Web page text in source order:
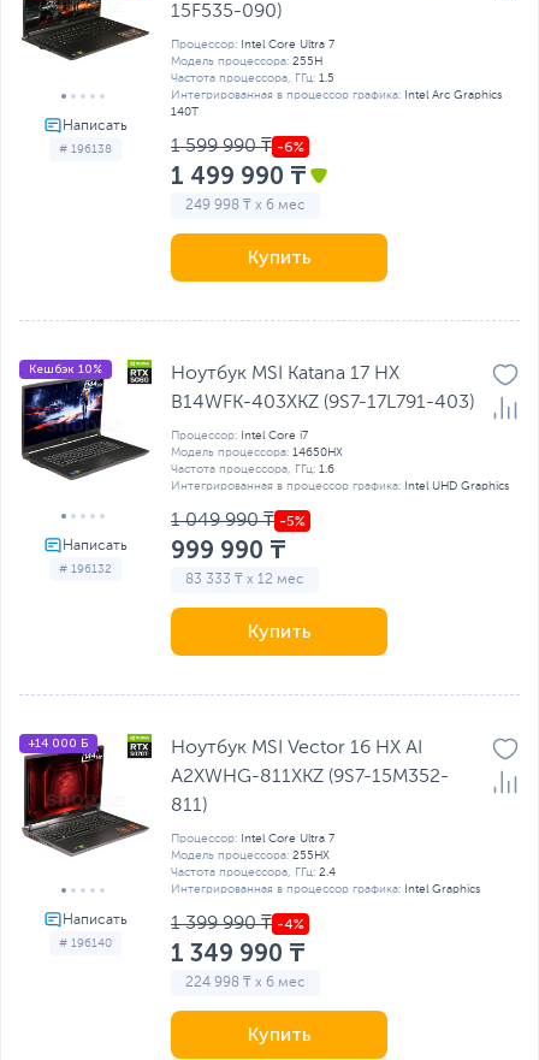
# 196138
15F535-090)
Процессор: Intel Core Ultra 7
Модель процессора: 255H
Частота процессора, ГГц: 1.5
Интегрированная в процессор графика: Intel Arc Graphics
140T
1 599 990 ₸
1 499 990 ₸
249 998 ₸ x 6 мес
Купить
# 196132
Кешбэк 10%
Ноутбук MSI Katana 17 HX
B14WFK-403XKZ (9S7-17L791-403)
Процессор: Intel Core i7
Модель процессора: 14650HX
Частота процессора, ГГц: 1.6
Интегрированная в процессор графика: Intel UHD Graphics
1 049 990 ₸
999 990 ₸
83 333 ₸ x 12 мес
Купить
# 196140
+14 000 Б
Ноутбук MSI Vector 16 HX AI
A2XWHG-811XKZ (9S7-15M352-
811)
Процессор: Intel Core Ultra 7
Модель процессора: 255HX
Частота процессора, ГГц: 2.4
Интегрированная в процессор графика: Intel Graphics
1 399 990 ₸
1 349 990 ₸
224 998 ₸ x 6 мес
Купить